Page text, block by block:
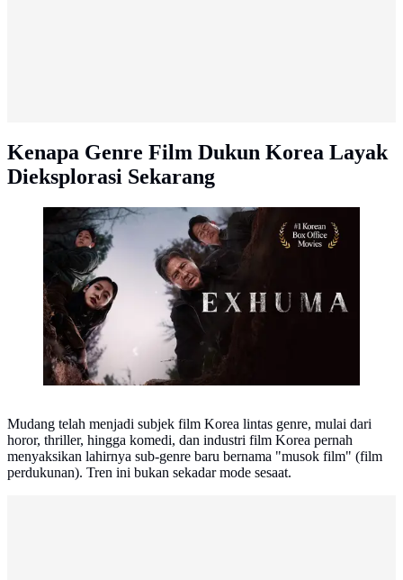
Kenapa Genre Film Dukun Korea Layak
Dieksplorasi Sekarang
Exhuma (Image by Vidio.com)
Mudang telah menjadi subjek film Korea lintas genre, mulai dari
horor, thriller, hingga komedi, dan industri film Korea pernah
menyaksikan lahirnya sub-genre baru bernama "musok film" (film
perdukunan). Tren ini bukan sekadar mode sesaat.